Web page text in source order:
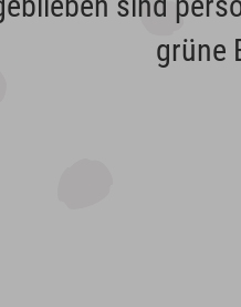
grüne